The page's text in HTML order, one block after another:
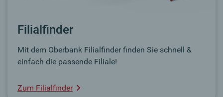
Filialfinder
Mit dem Oberbank Filialfinder finden Sie schnell &
einfach die passende Filiale!
Zum Filialfinder